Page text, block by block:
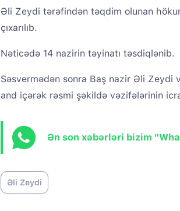
Əli Zeydi tərəfindən təqdim olunan
çıxarılıb.
Nəticədə 14 nazirin təyinatı təsdiqlənib.
Səsvermədən sonra Baş nazir Əli
and içərək rəsmi şəkildə vəzifələrinin
Ən son xəbərləri bizim
Əli Zeydi